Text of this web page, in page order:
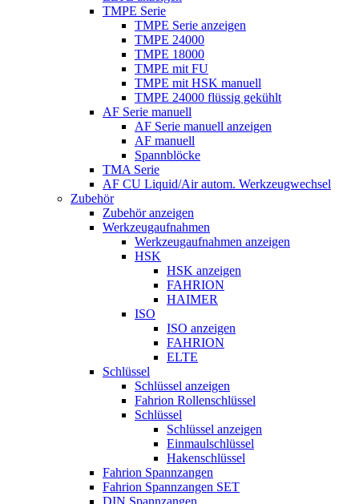
TMPE Serie
TMPE Serie anzeigen
TMPE 24000
TMPE 18000
TMPE mit FU
TMPE mit HSK manuell
TMPE 24000 flüssig gekühlt
AF Serie manuell
AF Serie manuell anzeigen
AF manuell
Spannblöcke
TMA Serie
AF CU Liquid/Air autom. Werkzeugwechsel
Zubehör
Zubehör anzeigen
Werkzeugaufnahmen
Werkzeugaufnahmen anzeigen
HSK
HSK anzeigen
FAHRION
HAIMER
ISO
ISO anzeigen
FAHRION
ELTE
Schlüssel
Schlüssel anzeigen
Fahrion Rollenschlüssel
Schlüssel
Schlüssel anzeigen
Einmaulschlüssel
Hakenschlüssel
Fahrion Spannzangen
Fahrion Spannzangen SET
DIN Spannzangen